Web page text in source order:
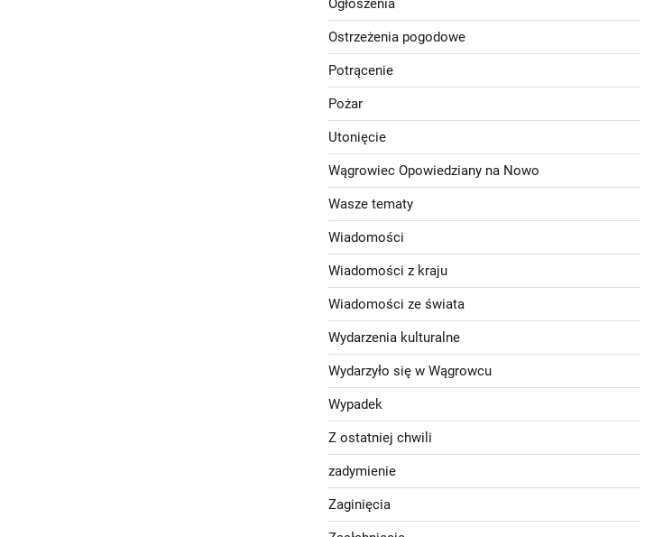
Ogłoszenia
Ostrzeżenia pogodowe
Potrącenie
Pożar
Utonięcie
Wągrowiec Opowiedziany na Nowo
Wasze tematy
Wiadomości
Wiadomości z kraju
Wiadomości ze świata
Wydarzenia kulturalne
Wydarzyło się w Wągrowcu
Wypadek
Z ostatniej chwili
zadymienie
Zaginięcia